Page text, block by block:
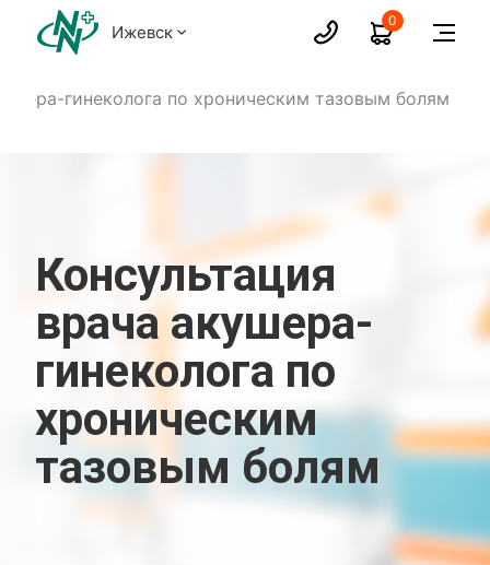
Ижевск
0
гинеколога по хроническим тазовым болям
Консультация
врача акушера-
гинеколога по
хроническим
тазовым болям